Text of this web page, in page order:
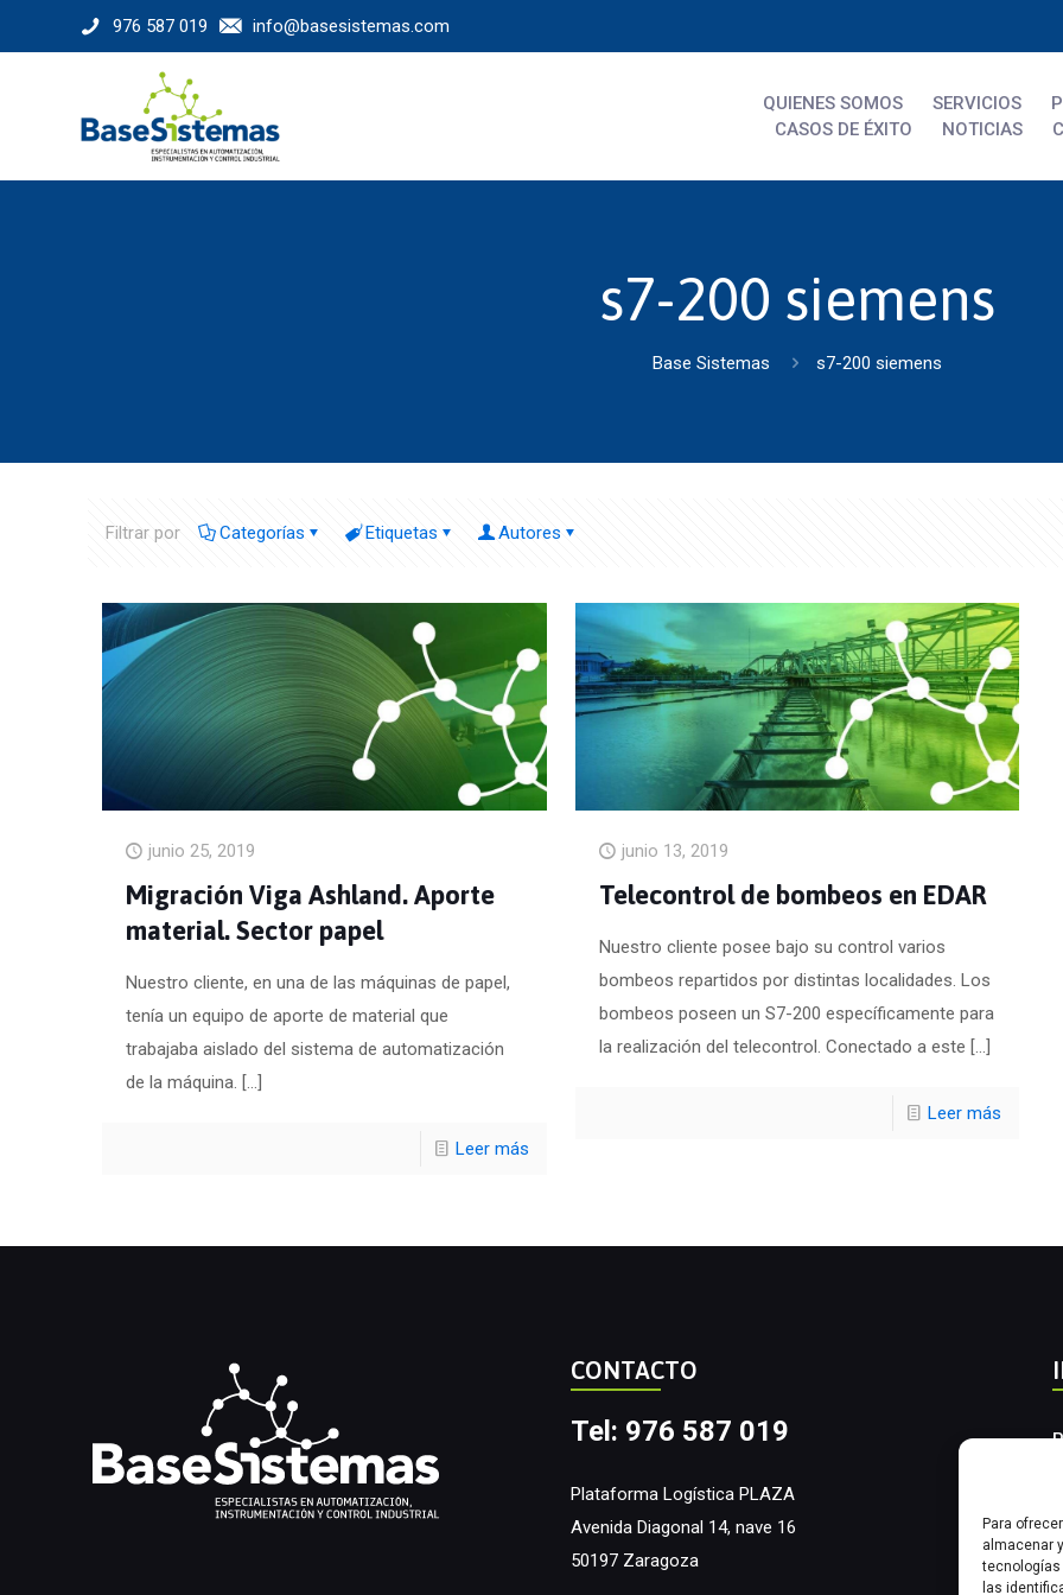
Para
almacenar
tecnologías
las
976 587 019 info@basesistemas.com
QUIENES SOMOS SERVICIOS
CASOS DE ÉXITO
NOTICIAS
s7-200 siemens
Base Sistemas s7-200 siemens
Filtrar por Categorías Etiquetas Autores
junio 25, 2019
Migración Viga Ashland. Aporte
material. Sector papel
Nuestro cliente, en una de las máquinas de papel,
tenía un equipo de aporte de material que
trabajaba aislado del sistema de automatización
de la máquina. […]
Leer más
junio 13, 2019
Telecontrol de bombeos en EDAR
Nuestro cliente posee bajo su control varios
bombeos repartidos por distintas localidades. Los
bombeos poseen un S7-200 específicamente para
la realización del telecontrol. Conectado a este […]
Leer más
CONTACTO
Tel: 976 587 019
Plataforma Logística PLAZA
Avenida Diagonal 14, nave 16
50197 Zaragoza